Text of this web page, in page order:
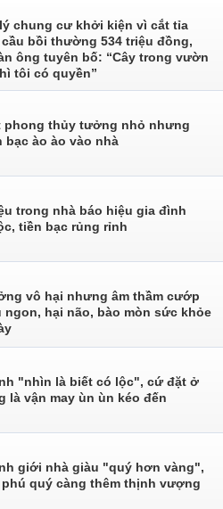
chung cư khởi kiện vì cắt tỉa
cầu bồi thường 534 triệu đồng,
ông tuyên bố: “Cây trong vườn
tôi có quyền”
phong thủy tưởng nhỏ nhưng
bạc ào ào vào nhà
trong nhà báo hiệu gia đình
tiền bạc rủng rỉnh
vô hại nhưng âm thầm cướp
ngon, hại não, bào mòn sức khỏe
"nhìn là biết có lộc", cứ đặt ở
là vận may ùn ùn kéo đến
giới nhà giàu "quý hơn vàng",
quý càng thêm thịnh vượng